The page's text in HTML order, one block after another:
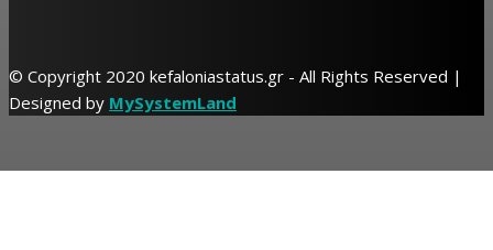
© Copyright 2020 kefaloniastatus.gr - All Rights Reserved |
Designed by MySystemLand